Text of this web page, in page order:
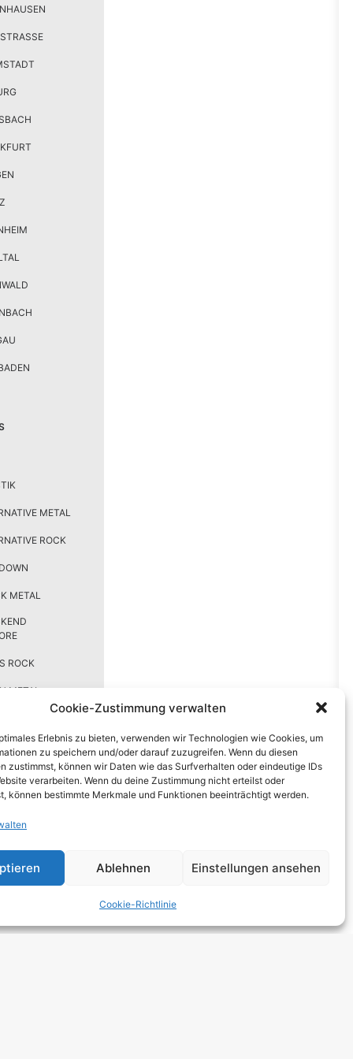
Cookie-Zustimmung verwalten
Erlebnis zu bieten, verwenden wir Technologien wie Cookies, um
zu speichern und/oder darauf zuzugreifen. Wenn du diesen
zustimmst, können wir Daten wie das Surfverhalten oder eindeutige IDs
verarbeiten. Wenn du deine Zustimmung nicht erteilst oder
können bestimmte Merkmale und Funktionen beeinträchtigt werden.
Ablehnen Einstellungen ansehen
Cookie-Richtlinie
METAL
ROCK
METAL
ROCK
METAL
ROCK